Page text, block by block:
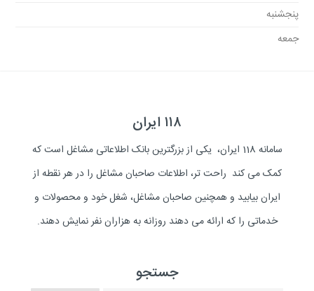
پنجشنبه
جمعه
۱۱۸ ایران
سامانه 118 ایران، یکی از بزرگترین بانک اطلاعاتی مشاغل است که
کمک می کند راحت تر، اطلاعات صاحبان مشاغل را در هر نقطه از
ایران بیابید و همچنین صاحبان مشاغل، شغل خود و محصولات و
خدماتی را که ارائه می دهند روزانه به هزاران نفر نمایش دهند.
جستجو